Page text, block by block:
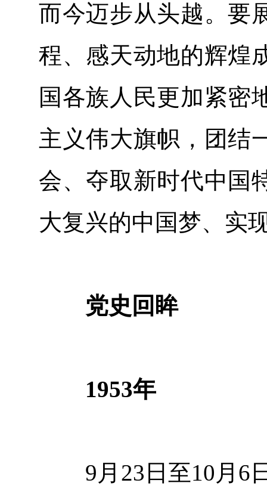
而今迈步从头越。要
程、感天动地的辉煌
国各族人民更加紧密
主义伟大旗帜，团结
会、夺取新时代中国
大复兴的中国梦、实
党史回眸
1953年
9月23日至10月6日